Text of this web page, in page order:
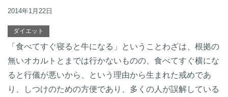
2014年1月22日
ダイエット
「食べてすぐ寝ると牛になる」ということわざは、根拠の
無いオカルトとまでは行かないものの、食べてすぐ横にな
ると行儀が悪いから、という理由から生まれた戒めであ
り、しつけのための方便であり、多くの人が誤解している